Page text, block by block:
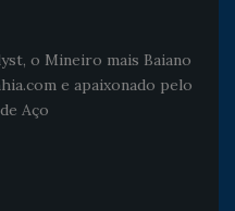
o Mineiro mais Baiano
e apaixonado pelo
Aço